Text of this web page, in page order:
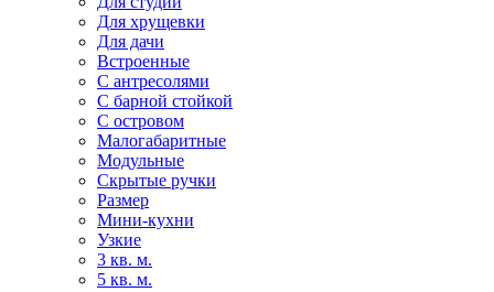
Для хрущевки
Для дачи
Встроенные
С антресолями
С барной стойкой
С островом
Малогабаритные
Модульные
Скрытые ручки
Размер
Мини-кухни
Узкие
3 кв. м.
5 кв. м.